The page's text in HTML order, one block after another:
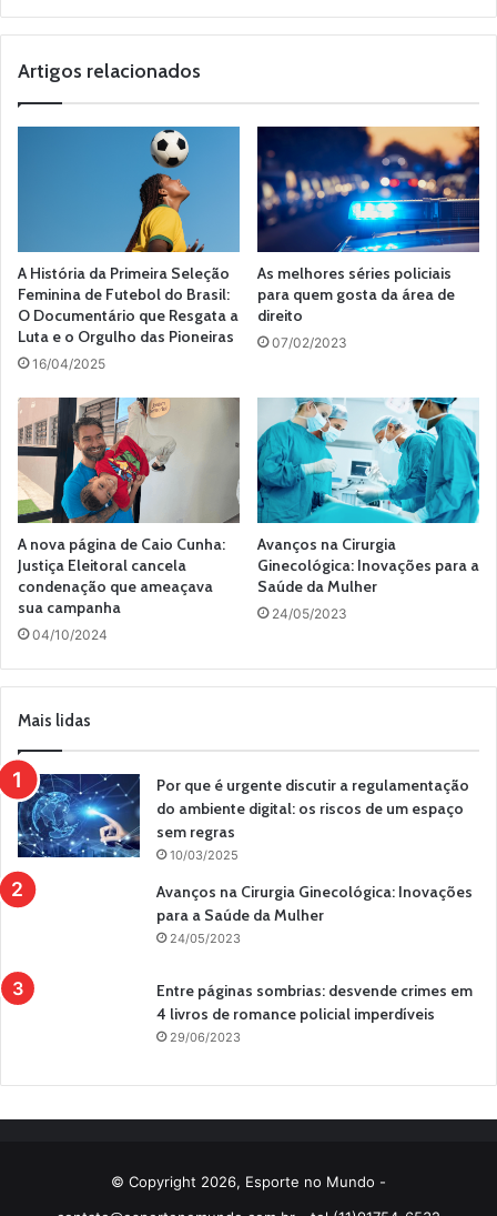
Artigos relacionados
A História da Primeira Seleção
Feminina de Futebol do Brasil:
O Documentário que Resgata a
Luta e o Orgulho das Pioneiras
16/04/2025
As melhores séries policiais
para quem gosta da área de
direito
07/02/2023
A nova página de Caio Cunha:
Justiça Eleitoral cancela
condenação que ameaçava
sua campanha
04/10/2024
Avanços na Cirurgia
Ginecológica: Inovações para a
Saúde da Mulher
24/05/2023
Mais lidas
Por que é urgente discutir a regulamentação
do ambiente digital: os riscos de um espaço
sem regras
10/03/2025
Avanços na Cirurgia Ginecológica: Inovações
para a Saúde da Mulher
24/05/2023
Entre páginas sombrias: desvende crimes em
4 livros de romance policial imperdíveis
29/06/2023
© Copyright 2026, Esporte no Mundo -